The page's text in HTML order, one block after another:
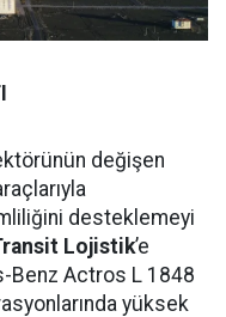
değişen
desteklemeyi
Lojistik’e
Benz Actros L 1848
yüksek